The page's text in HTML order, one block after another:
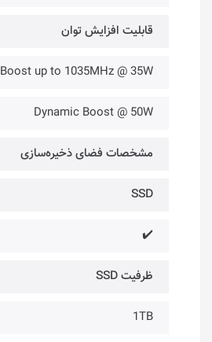
قابلیت افزایش توان
Boost up to 1035MHz @ 35W
Dynamic Boost @ 50W
مشخصات فضای ذخیره‌سازی
SSD
✔️
ظرفیت SSD
1TB